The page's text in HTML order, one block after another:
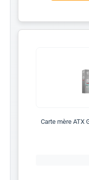
Carte mère ATX